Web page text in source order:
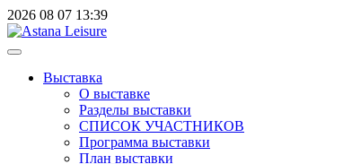
2026 08 07 13:39
Выставка
О выставке
Разделы выставки
СПИСОК УЧАСТНИКОВ
Программа выставки
План выставки